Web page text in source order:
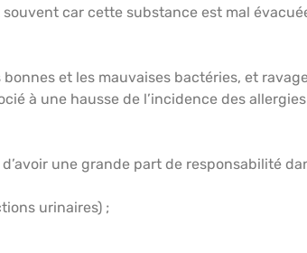
car cette substance est mal
et les mauvaises bactéries, et
à une hausse de l’incidence des
une grande part de responsabilité
urinaires) ;